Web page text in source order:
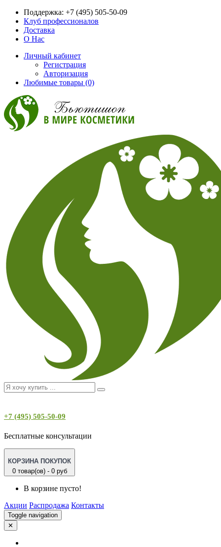
Поддержка: +7 (495) 505-50-09
Клуб профессионалов
Доставка
О Нас
Личный кабинет
Регистрация
Авторизация
Любимые товары (0)
+7 (495) 505-50-09
Бесплатные консультации
КОРЗИНА ПОКУПОК
0 товар(ов) - 0 руб
В корзине пусто!
Акции Распродажа Контакты
Toggle navigation
✕